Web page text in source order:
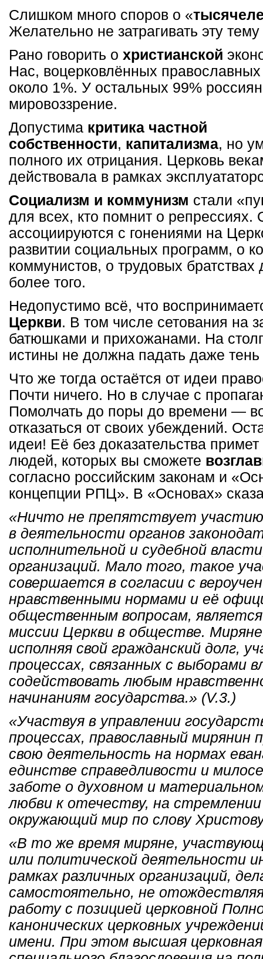
Слишком много споров о «
Желательно не затрагивать эту
Рано говорить о христианской
Нас, воцерковлённых
около 1%. У остальных 99%
мировоззрение.
Допустима критика частной
собственности, капитализма, но
полного их отрицания. Церковь
действовала в рамках
Социализм и коммунизм стали
для всех, кто помнит о репрессиях.
ассоциируются с гонениями на
развитии социальных программ, о
коммунистов, о трудовых
более того.
Недопустимо всё, что
Церкви. В том числе сетования на
батюшками и прихожанами. На
истины не должна падать даже
Что же тогда остаётся от идеи
Почти ничего. Но в случае с
Помолчать до поры до времени —
отказаться от своих убеждений.
идеи! Её без доказательства
людей, которых вы сможете
согласно российским законам и
концепции РПЦ». В «Основах»
«Ничто не препятствует участию
в деятельности органов
исполнительной и судебной
организаций. Мало того, такое
совершается в согласии с
нравственными нормами и её
общественным вопросам,
миссии Церкви в обществе.
исполняя свой гражданский долг,
процессах, связанных с выборами
содействовать любым
начинаниям государства.» (V.3.)
«Участвуя в управлении
процессах, православный мирянин
свою деятельность на нормах
единстве справедливости и
заботе о духовном и
любви к отечеству, на
окружающий мир по слову
«В то же время миряне,
или политической деятельности
рамках различных организаций,
самостоятельно, не
работу с позицией церковной
канонических церковных
имени. При этом высшая